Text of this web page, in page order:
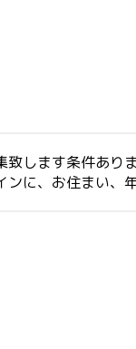
します条件あり
に、お住まい、